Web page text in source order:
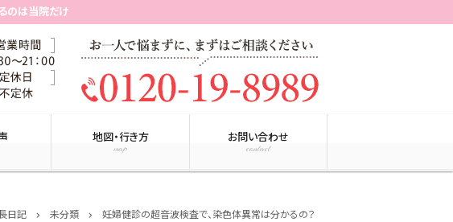
のは当院だけ
地図・行き方
map
お問い合わせ
contact
日記 chevron_right 未分類 chevron_right 妊婦健診の超音波検査で、染色体異常は分かるの？